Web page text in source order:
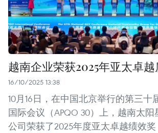
越南企业荣获2025年亚太卓
16/10/2025 13:38
10月16日，在中国北京举行的第三十
国际会议（APQO 30）上，越南太
公司荣获了2025年度亚太卓越绩效